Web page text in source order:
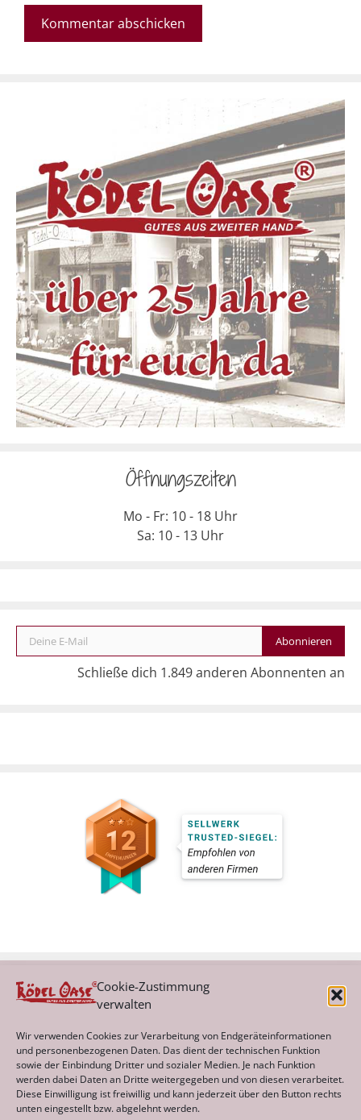
Cookie-Zustimmung
verwalten
Wir verwenden Cookies zur Verarbeitung von Endgeräteinformationen
und personenbezogenen Daten. Das dient der technischen Funktion
sowie der Einbindung Dritter und sozialer Medien. Je nach Funktion
werden dabei Daten an Dritte weitergegeben und von diesen verarbeitet.
Diese Einwilligung ist freiwillig und kann jederzeit über den Button rechts
unten eingestellt bzw. abgelehnt werden.
Öffnungszeiten
Mo - Fr: 10 - 18 Uhr
Sa: 10 - 13 Uhr
Deine E-Mail
Abonnieren
Schließe dich 1.849 anderen Abonnenten an
Archiv